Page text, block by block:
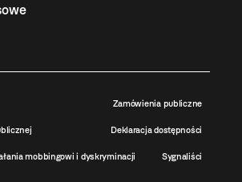
Zamówienia publiczne
Deklaracja dostępności
mobbingowi i dyskryminacji Sygnaliści